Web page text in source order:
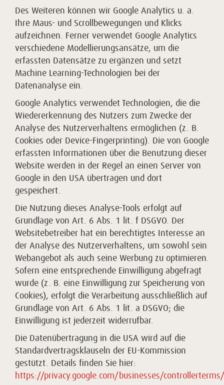
Des Weiteren können wir Google Analytics u. a.
Ihre Maus- und Scrollbewegungen und Klicks
aufzeichnen. Ferner verwendet Google Analytics
verschiedene Modellierungsansätze, um die
erfassten Datensätze zu ergänzen und setzt
Machine Learning-Technologien bei der
Datenanalyse ein.
Google Analytics verwendet Technologien, die die
Wiedererkennung des Nutzers zum Zwecke der
Analyse des Nutzerverhaltens ermöglichen (z. B.
Cookies oder Device-Fingerprinting). Die von Google
erfassten Informationen über die Benutzung dieser
Website werden in der Regel an einen Server von
Google in den USA übertragen und dort
gespeichert.
Die Nutzung dieses Analyse-Tools erfolgt auf
Grundlage von Art. 6 Abs. 1 lit. f DSGVO. Der
Websitebetreiber hat ein berechtigtes Interesse an
der Analyse des Nutzerverhaltens, um sowohl sein
Webangebot als auch seine Werbung zu optimieren.
Sofern eine entsprechende Einwilligung abgefragt
wurde (z. B. eine Einwilligung zur Speicherung von
Cookies), erfolgt die Verarbeitung ausschließlich auf
Grundlage von Art. 6 Abs. 1 lit. a DSGVO; die
Einwilligung ist jederzeit widerrufbar.
Die Datenübertragung in die USA wird auf die
Standardvertragsklauseln der EU-Kommission
gestützt. Details finden Sie hier:
https://privacy.google.com/businesses/